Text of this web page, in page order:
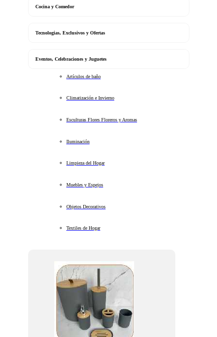
Cocina y Comedor
Tecnologias, Exclusivos y Ofertas
Eventos, Celebraciones y Juguetes
Artículos de baño
Climatización e Invierno
Esculturas Flores Floreros y Aromas
Iluminación
Limpieza del Hogar
Muebles y Espejos
Objetos Decorativos
Textiles de Hogar